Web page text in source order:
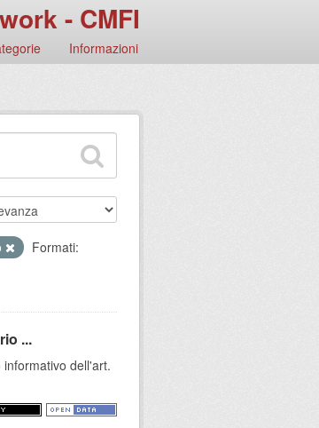
- CMFI
Informazioni
Formati:
...
dell'art.